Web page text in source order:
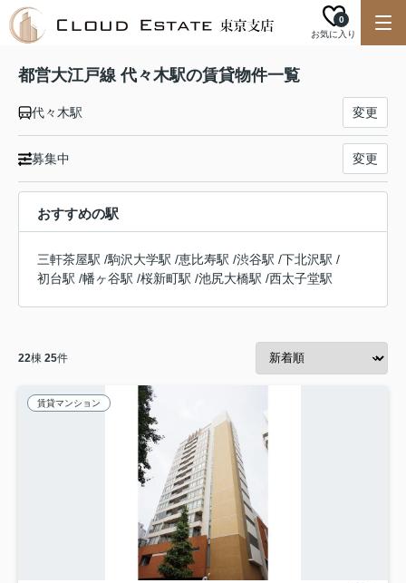
お気に入り
0
都営大江戸線 代々木駅の賃貸物件一覧
代々木駅 変更
募集中 変更
おすすめの駅
三軒茶屋駅 /駒沢大学駅 /恵比寿駅 /渋谷駅 /下北沢駅 /
初台駅 /幡ヶ谷駅 /桜新町駅 /池尻大橋駅 /西太子堂駅
22棟 25件
賃貸マンション